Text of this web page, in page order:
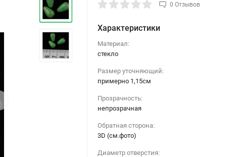
0 Отзывов
Характеристики
Материал:
стекло
Размер уточняющий:
примерно 1,15см
Прозрачность:
непрозрачная
Обратная сторона:
3D (см.фото)
Диаметр отверстия: